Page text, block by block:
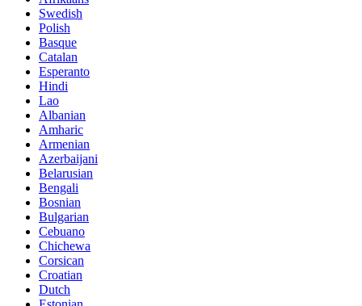
Swedish
Polish
Basque
Catalan
Esperanto
Hindi
Lao
Albanian
Amharic
Armenian
Azerbaijani
Belarusian
Bengali
Bosnian
Bulgarian
Cebuano
Chichewa
Corsican
Croatian
Dutch